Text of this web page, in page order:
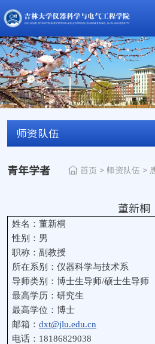
师资队伍
青年学者 首页 > 师资队伍 >
董新桐
姓名：董新桐
性别：男
职称：副教授
所在系别：仪器科学与技术系
导师类别：博士生导师/硕士生导师
最高学历：研究生
最高学位：博士
邮箱： dxt@jlu.edu.cn
电话： 18186829038